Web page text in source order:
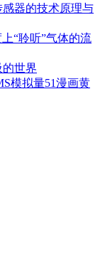
器的技术原理与
“聆听”气体的流
世界
模拟量51漫画黄